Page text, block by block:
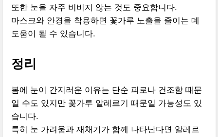
또한 눈을 자주 비비지 않는 것도 중요합니다.
마스크와 안경을 착용하면 꽃가루 노출을 줄이는 데
도움이 될 수 있습니다.
정리
봄에 눈이 간지러운 이유는 단순 피로나 건조함 때문
일 수도 있지만 꽃가루 알레르기 때문일 가능성도 있
습니다.
특히 눈 가려움과 재채기가 함께 나타난다면 알레르